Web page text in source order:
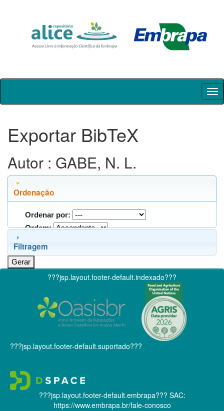
Skip
Exportar BibTeX
Autor : GABE, N. L.
Ordenação
Ordenar por:
Ordem:
Filtragem
???jsp.layout.footer-default.indexado???
???jsp.layout.footer-default.suportado???
???jsp.layout.footer-default.embrapa??? SAC:
https://www.embrapa.br/fale-conosco